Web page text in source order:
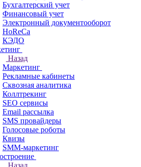
Бухгалтерский учет
Финансовый учет
Электронный документооборот
HoReCa
КЭДО
Назад
Маркетинг
Рекламные кабинеты
Cквозная аналитика
Коллтрекинг
SEO сервисы
Email расcылка
SMS провайдеры
Голосовые роботы
Квизы
SMM-маркетинг
Назад